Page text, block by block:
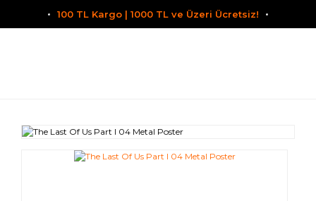
100 TL Kargo | 1000 TL ve Üzeri Ücretsiz!